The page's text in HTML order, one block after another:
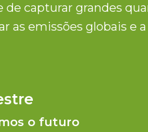
capturar grandes
as emissões globais e
o futuro